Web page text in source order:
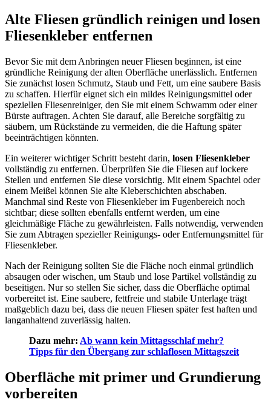
Alte Fliesen gründlich reinigen und losen
Fliesenkleber entfernen
Bevor Sie mit dem Anbringen neuer Fliesen beginnen, ist eine
gründliche Reinigung der alten Oberfläche unerlässlich. Entfernen
Sie zunächst losen Schmutz, Staub und Fett, um eine saubere Basis
zu schaffen. Hierfür eignet sich ein mildes Reinigungsmittel oder
speziellen Fliesenreiniger, den Sie mit einem Schwamm oder einer
Bürste auftragen. Achten Sie darauf, alle Bereiche sorgfältig zu
säubern, um Rückstände zu vermeiden, die die Haftung später
beeinträchtigen könnten.
Ein weiterer wichtiger Schritt besteht darin, losen Fliesenkleber
vollständig zu entfernen. Überprüfen Sie die Fliesen auf lockere
Stellen und entfernen Sie diese vorsichtig. Mit einem Spachtel oder
einem Meißel können Sie alte Kleberschichten abschaben.
Manchmal sind Reste von Fliesenkleber im Fugenbereich noch
sichtbar; diese sollten ebenfalls entfernt werden, um eine
gleichmäßige Fläche zu gewährleisten. Falls notwendig, verwenden
Sie zum Abtragen spezieller Reinigungs- oder Entfernungsmittel für
Fliesenkleber.
Nach der Reinigung sollten Sie die Fläche noch einmal gründlich
absaugen oder wischen, um Staub und lose Partikel vollständig zu
beseitigen. Nur so stellen Sie sicher, dass die Oberfläche optimal
vorbereitet ist. Eine saubere, fettfreie und stabile Unterlage trägt
maßgeblich dazu bei, dass die neuen Fliesen später fest haften und
langanhaltend zuverlässig halten.
Dazu mehr: Ab wann kein Mittagsschlaf mehr?
Tipps für den Übergang zur schlaflosen Mittagszeit
Oberfläche mit primer und Grundierung
vorbereiten